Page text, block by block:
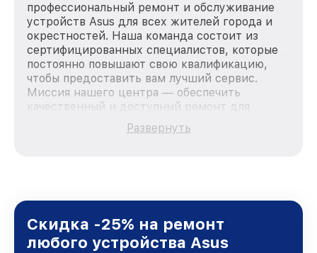
профессиональный ремонт и обслуживание
устройств Asus для всех жителей города и
окрестностей. Наша команда состоит из
сертифицированных специалистов, которые
постоянно повышают свою квалификацию,
чтобы предоставить вам лучший сервис.
Миссия нашего центра — обеспечить
качественный и доступный ремонт для
каждого пользователя продукции Asus, вне
зависимости от сложности поломки. Мы
и лояльности наших клиентов.
Развернуть
Скидка -25% на ремонт
любого устройства Asus